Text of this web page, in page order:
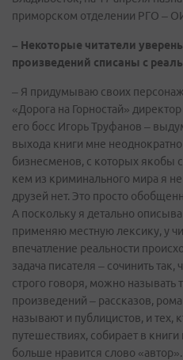
приморском отделении РГО –
– Некоторые читатели
произведений списаны с
– Я придумываю своих
«Дорога на Горностай»
его босс Игорь Труфанов –
выхода книги мне
бизнесменов, с которых якобы
кем из криминального мира я не
друзей нет. Это просто
А поскольку я детально
применяю местную лексику, у
впечатление реальности
задача писателя – сочинить
строго говоря, можно называть
произведений – рассказов,
называют и публицистов, и тех,
путешествиях, собирает в
больше нравится слово «автор».